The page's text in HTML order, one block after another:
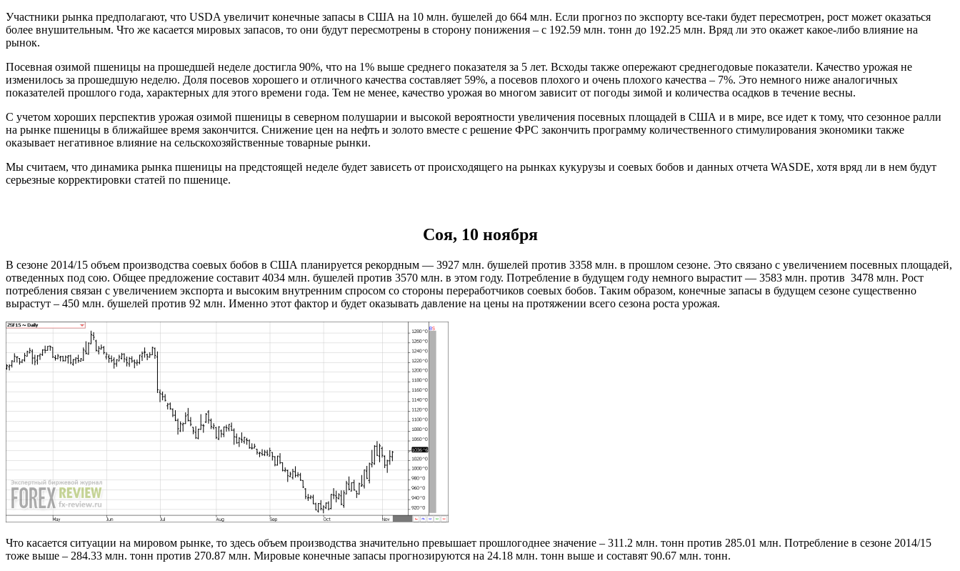
Участники рынка предполагают, что USDA увеличит конечные запасы в США на 10 млн. бушелей до 664 млн. Если прогноз по экспорту все-таки будет пересмотрен, рост может оказаться
более внушительным. Что же касается мировых запасов, то они будут пересмотрены в сторону понижения – с 192.59 млн. тонн до 192.25 млн. Вряд ли это окажет какое-либо влияние на
рынок.
Посевная озимой пшеницы на прошедшей неделе достигла 90%, что на 1% выше среднего показателя за 5 лет. Всходы также опережают среднегодовые показатели. Качество урожая не
изменилось за прошедшую неделю. Доля посевов хорошего и отличного качества составляет 59%, а посевов плохого и очень плохого качества – 7%. Это немного ниже аналогичных
показателей прошлого года, характерных для этого времени года. Тем не менее, качество урожая во многом зависит от погоды зимой и количества осадков в течение весны.
С учетом хороших перспектив урожая озимой пшеницы в северном полушарии и высокой вероятности увеличения посевных площадей в США и в мире, все идет к тому, что сезонное ралли
на рынке пшеницы в ближайшее время закончится. Снижение цен на нефть и золото вместе с решение ФРС закончить программу количественного стимулирования экономики также
оказывает негативное влияние на сельскохозяйственные товарные рынки.
Мы считаем, что динамика рынка пшеницы на предстоящей неделе будет зависеть от происходящего на рынках кукурузы и соевых бобов и данных отчета WASDE, хотя вряд ли в нем будут
серьезные корректировки статей по пшенице.
Соя, 10 ноября
В сезоне 2014/15 объем производства соевых бобов в США планируется рекордным — 3927 млн. бушелей против 3358 млн. в прошлом сезоне. Это связано с увеличением посевных площадей,
отведенных под сою. Общее предложение составит 4034 млн. бушелей против 3570 млн. в этом году. Потребление в будущем году немного вырастит — 3583 млн. против 3478 млн. Рост
потребления связан с увеличением экспорта и высоким внутренним спросом со стороны переработчиков соевых бобов. Таким образом, конечные запасы в будущем сезоне существенно
вырастут – 450 млн. бушелей против 92 млн. Именно этот фактор и будет оказывать давление на цены на протяжении всего сезона роста урожая.
Что касается ситуации на мировом рынке, то здесь объем производства значительно превышает прошлогоднее значение – 311.2 млн. тонн против 285.01 млн. Потребление в сезоне 2014/15
тоже выше – 284.33 млн. тонн против 270.87 млн. Мировые конечные запасы прогнозируются на 24.18 млн. тонн выше и составят 90.67 млн. тонн.